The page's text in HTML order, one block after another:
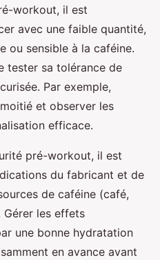
workout, il est
avec une faible quantité,
ou sensible à la caféine.
tester sa tolérance de
Par exemple,
et observer les
efficace.
pré-workout, il est
du fabricant et de
de caféine (café,
Gérer les effets
une bonne hydratation
en avance avant